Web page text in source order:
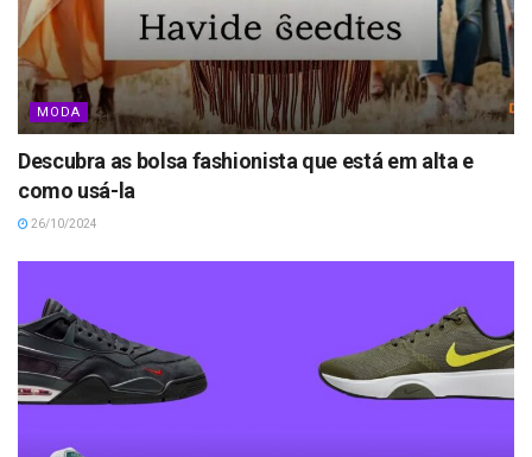
MODA
Descubra as bolsa fashionista que está em alta e
como usá-la
26/10/2024